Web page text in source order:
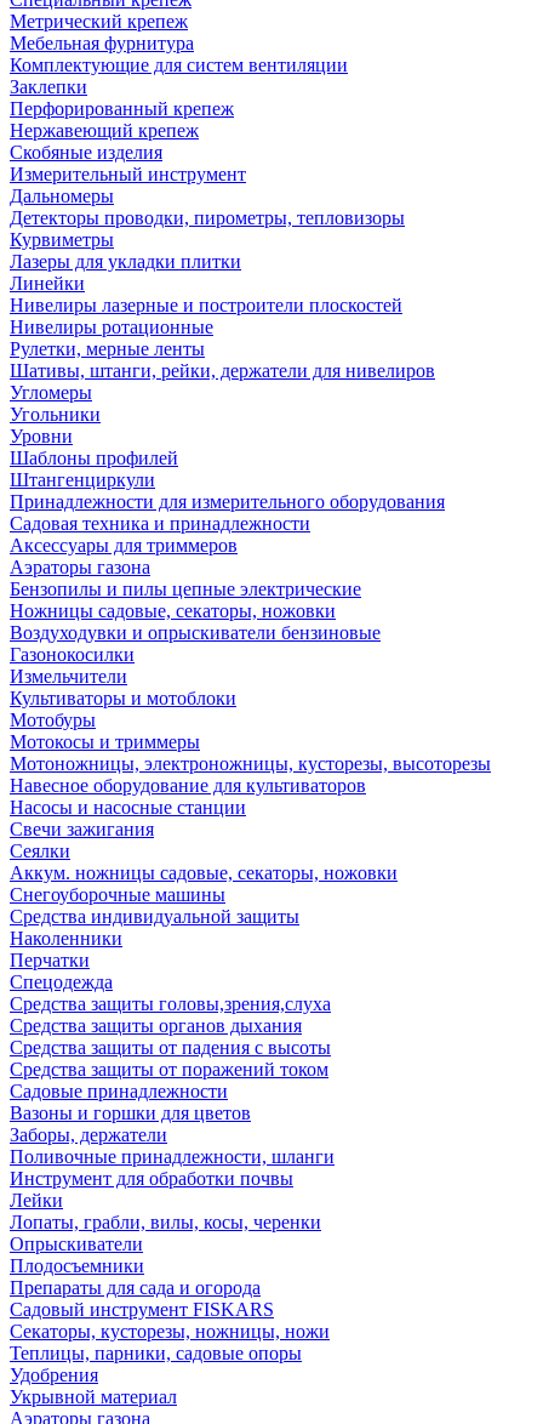
Метрический крепеж
Мебельная фурнитура
Комплектующие для систем вентиляции
Заклепки
Перфорированный крепеж
Нержавеющий крепеж
Скобяные изделия
Измерительный инструмент
Дальномеры
Детекторы проводки, пирометры, тепловизоры
Курвиметры
Лазеры для укладки плитки
Линейки
Нивелиры лазерные и построители плоскостей
Нивелиры ротационные
Рулетки, мерные ленты
Шативы, штанги, рейки, держатели для нивелиров
Угломеры
Угольники
Уровни
Шаблоны профилей
Штангенциркули
Принадлежности для измерительного оборудования
Садовая техника и принадлежности
Аксессуары для триммеров
Аэраторы газона
Бензопилы и пилы цепные электрические
Ножницы садовые, секаторы, ножовки
Воздуходувки и опрыскиватели бензиновые
Газонокосилки
Измельчители
Культиваторы и мотоблоки
Мотобуры
Мотокосы и триммеры
Мотоножницы, электроножницы, кусторезы, высоторезы
Навесное оборудование для культиваторов
Насосы и насосные станции
Свечи зажигания
Сеялки
Аккум. ножницы садовые, секаторы, ножовки
Снегоуборочные машины
Средства индивидуальной защиты
Наколенники
Перчатки
Спецодежда
Средства защиты головы,зрения,слуха
Средства защиты органов дыхания
Средства защиты от падения с высоты
Средства защиты от поражений током
Садовые принадлежности
Вазоны и горшки для цветов
Заборы, держатели
Поливочные принадлежности, шланги
Инструмент для обработки почвы
Лейки
Лопаты, грабли, вилы, косы, черенки
Опрыскиватели
Плодосъемники
Препараты для сада и огорода
Садовый инструмент FISKARS
Секаторы, кусторезы, ножницы, ножи
Теплицы, парники, садовые опоры
Удобрения
Укрывной материал
Аэраторы газона